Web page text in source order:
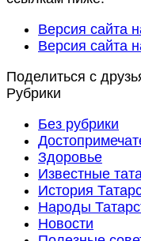
Версия сайта
Версия сайта
Поделиться с
Рубрики
Без рубрики
Здоровье
Известные
История
Народы
Новости